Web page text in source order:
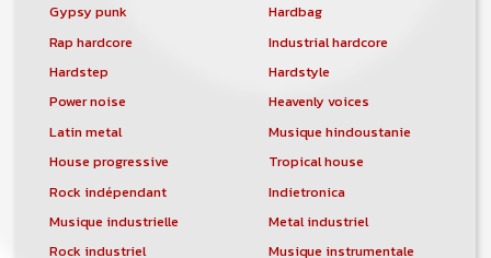
Gypsy punk
Hardbag
Rap hardcore
Industrial hardcore
Hardstep
Hardstyle
Power noise
Heavenly voices
Latin metal
Musique hindoustanie
House progressive
Tropical house
Rock indépendant
Indietronica
Musique industrielle
Metal industriel
Rock industriel
Musique instrumentale